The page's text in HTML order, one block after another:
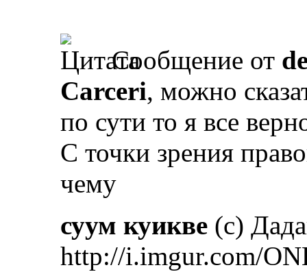
Сообщение от
Carceri, можно
по сути то я все
С точки зрения
чему
суум куикве (с)
http://i.imgur.com/